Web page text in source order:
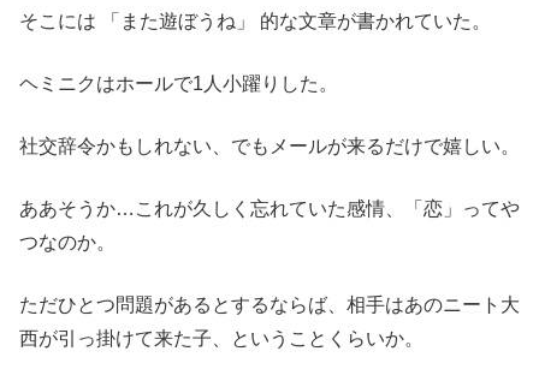
そこには 「また遊ぼうね」 的な文章が書かれていた。
ヘミニクはホールで1人小躍りした。
社交辞令かもしれない、でもメールが来るだけで嬉しい。
ああそうか…これが久しく忘れていた感情、「恋」ってや
つなのか。
ただひとつ問題があるとするならば、相手はあのニート大
西が引っ掛けて来た子、ということくらいか。